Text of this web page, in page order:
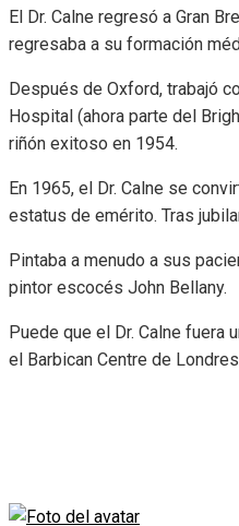
El Dr. Calne regresó a Gran
regresaba a su formación
Después de Oxford, trabajó
Hospital (ahora parte del
riñón exitoso en 1954.
En 1965, el Dr. Calne se
estatus de emérito. Tras
Pintaba a menudo a sus
pintor escocés John Bellany.
Puede que el Dr. Calne fuera
el Barbican Centre de